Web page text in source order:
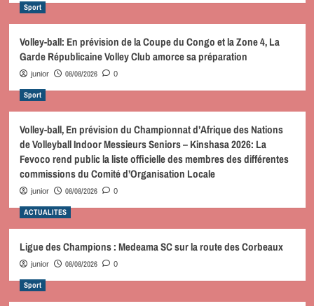
Sport
Volley-ball: En prévision de la Coupe du Congo et la Zone 4, La
Garde Républicaine Volley Club amorce sa préparation
junior 08/08/2026 0
Sport
Volley-ball, En prévision du Championnat d’Afrique des Nations
de Volleyball Indoor Messieurs Seniors – Kinshasa 2026: La
Fevoco rend public la liste officielle des membres des différentes
commissions du Comité d’Organisation Locale
junior 08/08/2026 0
ACTUALITES
Ligue des Champions : Medeama SC sur la route des Corbeaux
junior 08/08/2026 0
Sport